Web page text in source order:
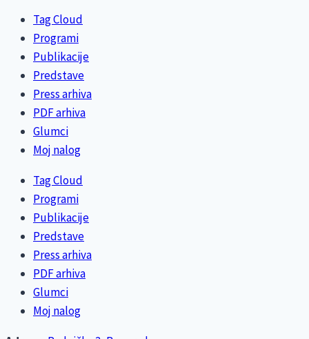
Tag Cloud
Programi
Publikacije
Predstave
Press arhiva
PDF arhiva
Glumci
Moj nalog
Tag Cloud
Programi
Publikacije
Predstave
Press arhiva
PDF arhiva
Glumci
Moj nalog